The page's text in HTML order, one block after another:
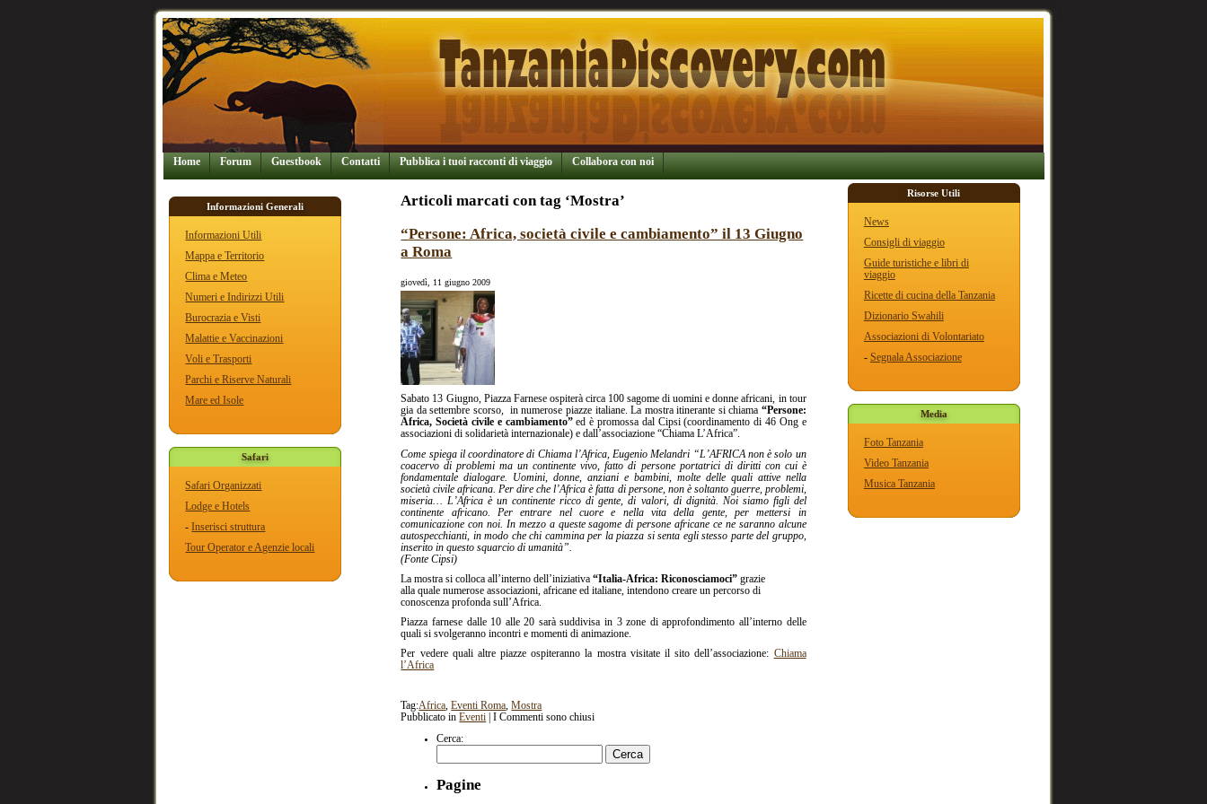
Home Forum Guestbook Contatti Pubblica i tuoi racconti di viaggio Collabora con noi
Articoli marcati con tag ‘Mostra’
“Persone: Africa, società civile e cambiamento” il 13 Giugno
a Roma
giovedì, 11 giugno 2009
Sabato 13 Giugno, Piazza Farnese ospiterà circa 100 sagome di uomini e donne africani, in tour
gia da settembre scorso, in numerose piazze italiane. La mostra itinerante si chiama “Persone:
Africa, Società civile e cambiamento”ed è promossa dal Cipsi (coordinamento di 46 Ong e
associazioni di solidarietà internazionale) e dall’associazione “Chiama L’Africa”.
Come spiega il coordinatore di Chiama l’Africa, Eugenio Melandri “L’AFRICA non è solo un
coacervo di problemi ma un continente vivo, fatto di persone portatrici di diritti con cui è
fondamentale dialogare. Uomini, donne, anziani e bambini, molte delle quali attive nella
società civile africana. Per dire che l’Africa è fatta di persone, non è soltanto guerre, problemi,
miseria… L’Africa è un continente ricco di gente, di valori, di dignità. Noi siamo figli del
continente africano. Per entrare nel cuore e nella vita della gente, per mettersi in
comunicazione con noi. In mezzo a queste sagome di persone africane ce ne saranno alcune
autospecchianti, in modo che chi cammina per la piazza si senta egli stesso parte del gruppo,
inserito in questo squarcio di umanità”.
(Fonte Cipsi)
La mostra si colloca all’interno dell’iniziativa“Italia-Africa: Riconosciamoci”grazie
alla quale numerose associazioni, africane ed italiane, intendono creare un percorso di
conoscenza profonda sull’Africa.
Piazza farnese dalle 10 alle 20 sarà suddivisa in 3 zone di approfondimento all’interno delle
quali si svolgeranno incontri e momenti di animazione.
Per vedere quali altre piazze ospiteranno la mostra visitate il sito dell’associazione: Chiama
l’Africa
Tag:Africa,Eventi Roma,Mostra
Pubblicato inEventi |I Commenti sono chiusi
Cerca:
Pagine
Informazioni Generali
Informazioni Utili
Mappa e Territorio
Clima e Meteo
Numeri e Indirizzi Utili
Burocrazia e Visti
Malattie e Vaccinazioni
Voli e Trasporti
Parchi e Riserve Naturali
Mare ed Isole
Safari
Safari Organizzati
Lodge e Hotels
-Inserisci struttura
Tour Operator e Agenzie locali
Risorse Utili
News
Consigli di viaggio
Guide turistiche e libri di
viaggio
Ricette di cucina della Tanzania
Dizionario Swahili
Associazioni di Volontariato
- Segnala Associazione
Media
Foto Tanzania
Video Tanzania
Musica Tanzania